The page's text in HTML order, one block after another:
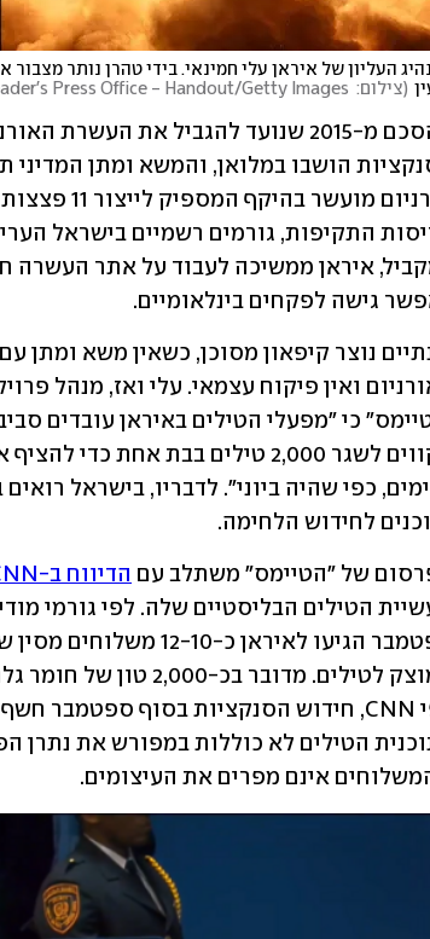
(צילום:  Iranian Leader's Press Office - Handout/Getty Images
גישה לפקחים בינלאומיים.
לחידוש הלחימה.
של "הטיימס" משתלב עם הדיווח ב-CNN בחודש שעבר
אינם מפרים את העיצומים.